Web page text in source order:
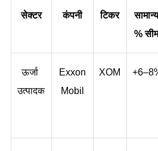
सेक्टर कंपनी टिकर
सामान्य
%
ऊर्जा
उत्पादक
Exxon
Mobil
XOM